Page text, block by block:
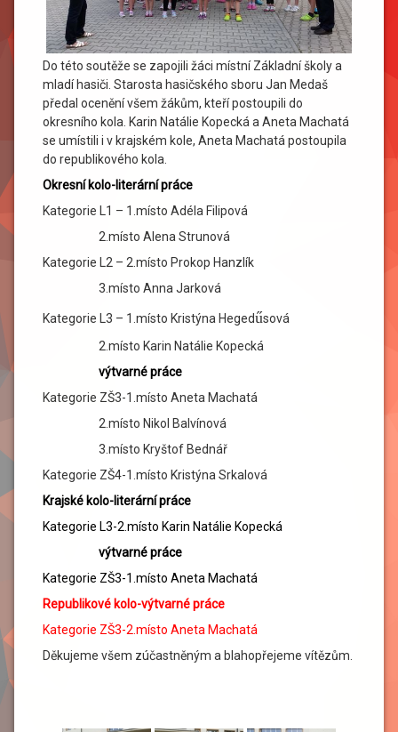
Do této soutěže se zapojili žáci místní Základní školy a
mladí hasiči. Starosta hasičského sboru Jan Medaš
předal ocenění všem žákům, kteří postoupili do
okresního kola. Karin Natálie Kopecká a Aneta Machatá
se umístili i v krajském kole, Aneta Machatá postoupila
do republikového kola.
Okresní kolo-literární práce
Kategorie L1 – 1.místo Adéla Filipová
2.místo Alena Strunová
Kategorie L2 – 2.místo Prokop Hanzlík
3.místo Anna Jarková
Kategorie L3 – 1.místo Kristýna Hegedűsová
2.místo Karin Natálie Kopecká
výtvarné práce
Kategorie ZŠ3-1.místo Aneta Machatá
2.místo Nikol Balvínová
3.místo Kryštof Bednář
Kategorie ZŠ4-1.místo Kristýna Srkalová
Krajské kolo-literární práce
Kategorie L3-2.místo Karin Natálie Kopecká
výtvarné práce
Kategorie ZŠ3-1.místo Aneta Machatá
Republikové kolo-výtvarné práce
Kategorie ZŠ3-2.místo Aneta Machatá
Děkujeme všem zúčastněným a blahopřejeme vítězům.